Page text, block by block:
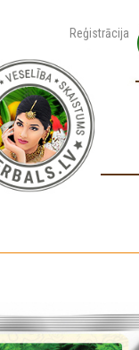
Reģistrācija